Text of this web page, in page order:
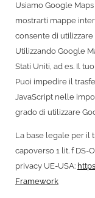
Usiamo Google
mostrarti mappe
consente di
Utilizzando Google
Stati Uniti, ad es. Il
Puoi impedire il
JavaScript nelle
grado di utilizzare
La base legale per il
capoverso 1 lit. f DS-
privacy UE-USA:
Framework